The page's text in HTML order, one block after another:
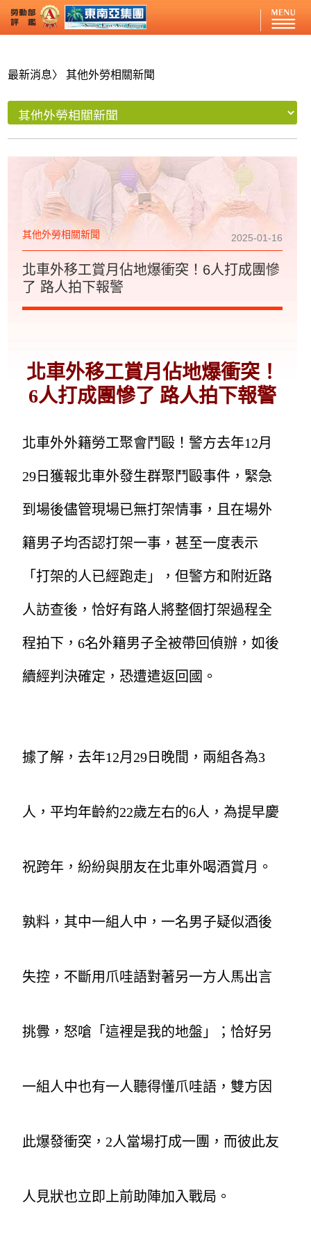
最新消息〉 其他外勞相關新聞
2025-01-16
其他外勞相關新聞
北車外移工賞月佔地爆衝突！6人打成團慘
了 路人拍下報警
北車外移工賞月佔地爆衝突！
6人打成團慘了 路人拍下報警
北車外外籍勞工聚會鬥毆！警方去年12月
29日獲報北車外發生群聚鬥毆事件，緊急
到場後儘管現場已無打架情事，且在場外
籍男子均否認打架一事，甚至一度表示
「打架的人已經跑走」，但警方和附近路
人訪查後，恰好有路人將整個打架過程全
程拍下，6名外籍男子全被帶回偵辦，如後
續經判決確定，恐遭遣返回國。
據了解，去年12月29日晚間，兩組各為3
人，平均年齡約22歲左右的6人，為提早慶
祝跨年，紛紛與朋友在北車外喝酒賞月。
孰料，其中一組人中，一名男子疑似酒後
失控，不斷用爪哇語對著另一方人馬出言
挑釁，怒嗆「這裡是我的地盤」；恰好另
一組人中也有一人聽得懂爪哇語，雙方因
此爆發衝突，2人當場打成一團，而彼此友
人見狀也立即上前助陣加入戰局。